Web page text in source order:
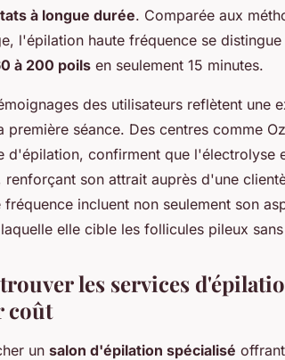
à longue durée. Comparée aux
l'épilation haute fréquence se
à 200 poils en seulement 15 minutes.
des utilisateurs reflètent une
première séance. Des centres comme
d'épilation, confirment que l'électrolyse
renforçant son attrait auprès d'une
fréquence incluent non seulement son
elle cible les follicules pileux
les services
coût
un salon d'épilation spécialisé